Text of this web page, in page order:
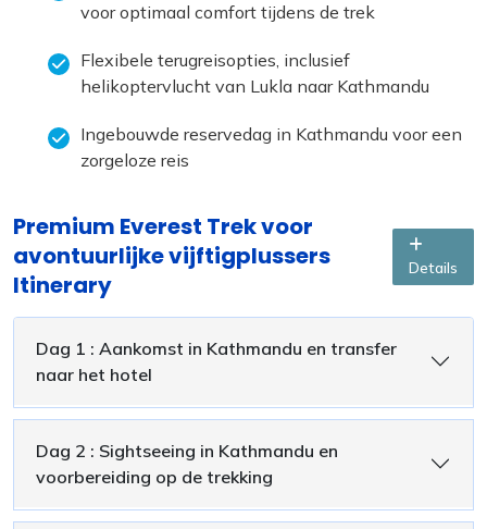
voor optimaal comfort tijdens de trek
Flexibele terugreisopties, inclusief
helikoptervlucht van Lukla naar Kathmandu
Ingebouwde reservedag in Kathmandu voor een
zorgeloze reis
Premium Everest Trek voor
avontuurlijke vijftigplussers
Itinerary
Details
Dag 1 : Aankomst in Kathmandu en transfer
naar het hotel
Dag 2 : Sightseeing in Kathmandu en
voorbereiding op de trekking